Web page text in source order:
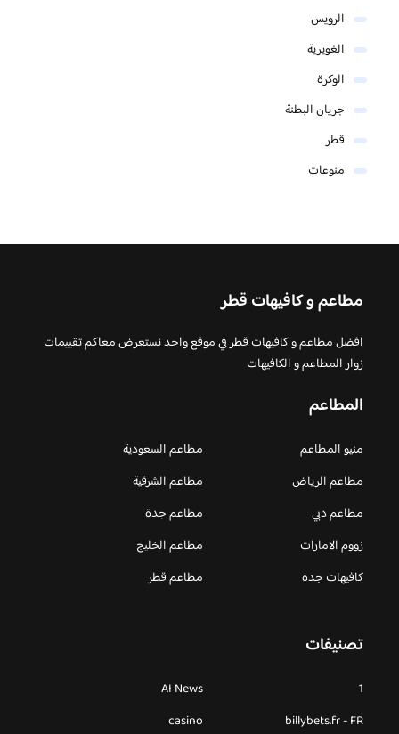
الرويس
الغويرية
الوكرة
جريان البطنة
قطر
منوعات
مطاعم و كافيهات قطر
افضل مطاعم و كافيهات قطر في موقع واحد نستعرض معاكم تقييمات
زوار المطاعم و الكافيهات
المطاعم
منيو المطاعم
مطاعم السعودية
مطاعم الرياض
مطاعم الشرقية
مطاعم دبي
مطاعم جدة
زووم الامارات
مطاعم الخليج
كافيهات جده
مطاعم قطر
تصنيفات
1
AI News
billybets.fr - FR
casino